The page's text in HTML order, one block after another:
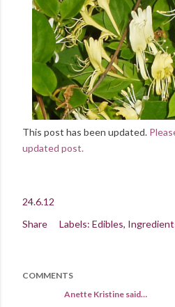
This post has been updated.
updated post.
24.6.12
Share
Labels: Edibles
COMMENTS
Anette Kristine said…